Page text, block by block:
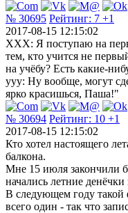
№ 30695 Рейтинг: 7 +1
2017-08-15 12:15:02
XXX: Я поступаю на
тем, кто учится не
на учёбу? Есть какие-
yyy: Ну вообще, могут
ярко красишься, Паша!"
№ 30694 Рейтинг: 10 +1
2017-08-15 12:15:02
Кто хотел настоящего
балкона.
Мне 15 июля закончили
начались летние
В следующем году такой
всего один - так что